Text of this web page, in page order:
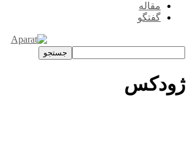
مقاله
گفتگو
ژودکس